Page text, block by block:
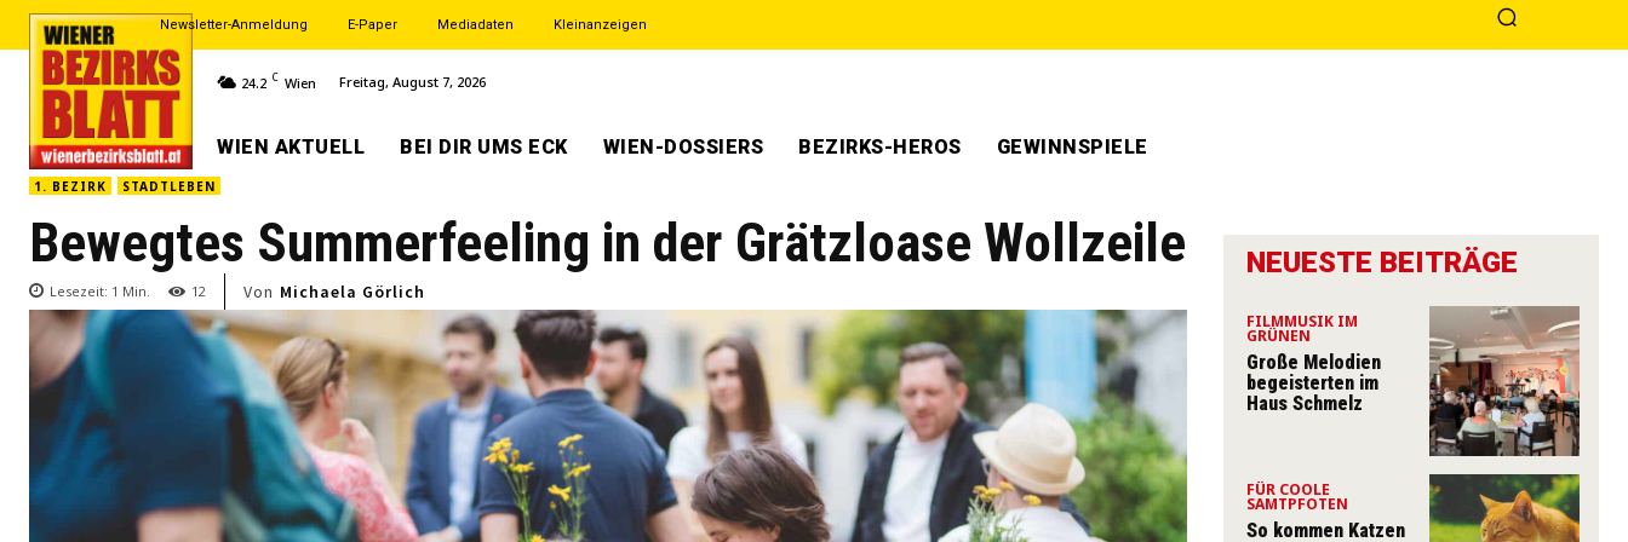
Newsletter-Anmeldung E-Paper Mediadaten Kleinanzeigen
24.2 C Wien Freitag, August 7, 2026
WIEN AKTUELL BEI DIR UMS ECK WIEN-DOSSIERS BEZIRKS-HEROS GEWINNSPIELE
1. BEZIRK STADTLEBEN
Bewegtes Summerfeeling in der Grätzloase Wollzeile
Lesezeit: 1 Min. 12 Von Michaela Görlich
NEUESTE BEITRÄGE
FILMMUSIK IM
GRÜNEN
Große Melodien
begeisterten im
Haus Schmelz
FÜR COOLE
SAMTPFOTEN
So kommen Katzen